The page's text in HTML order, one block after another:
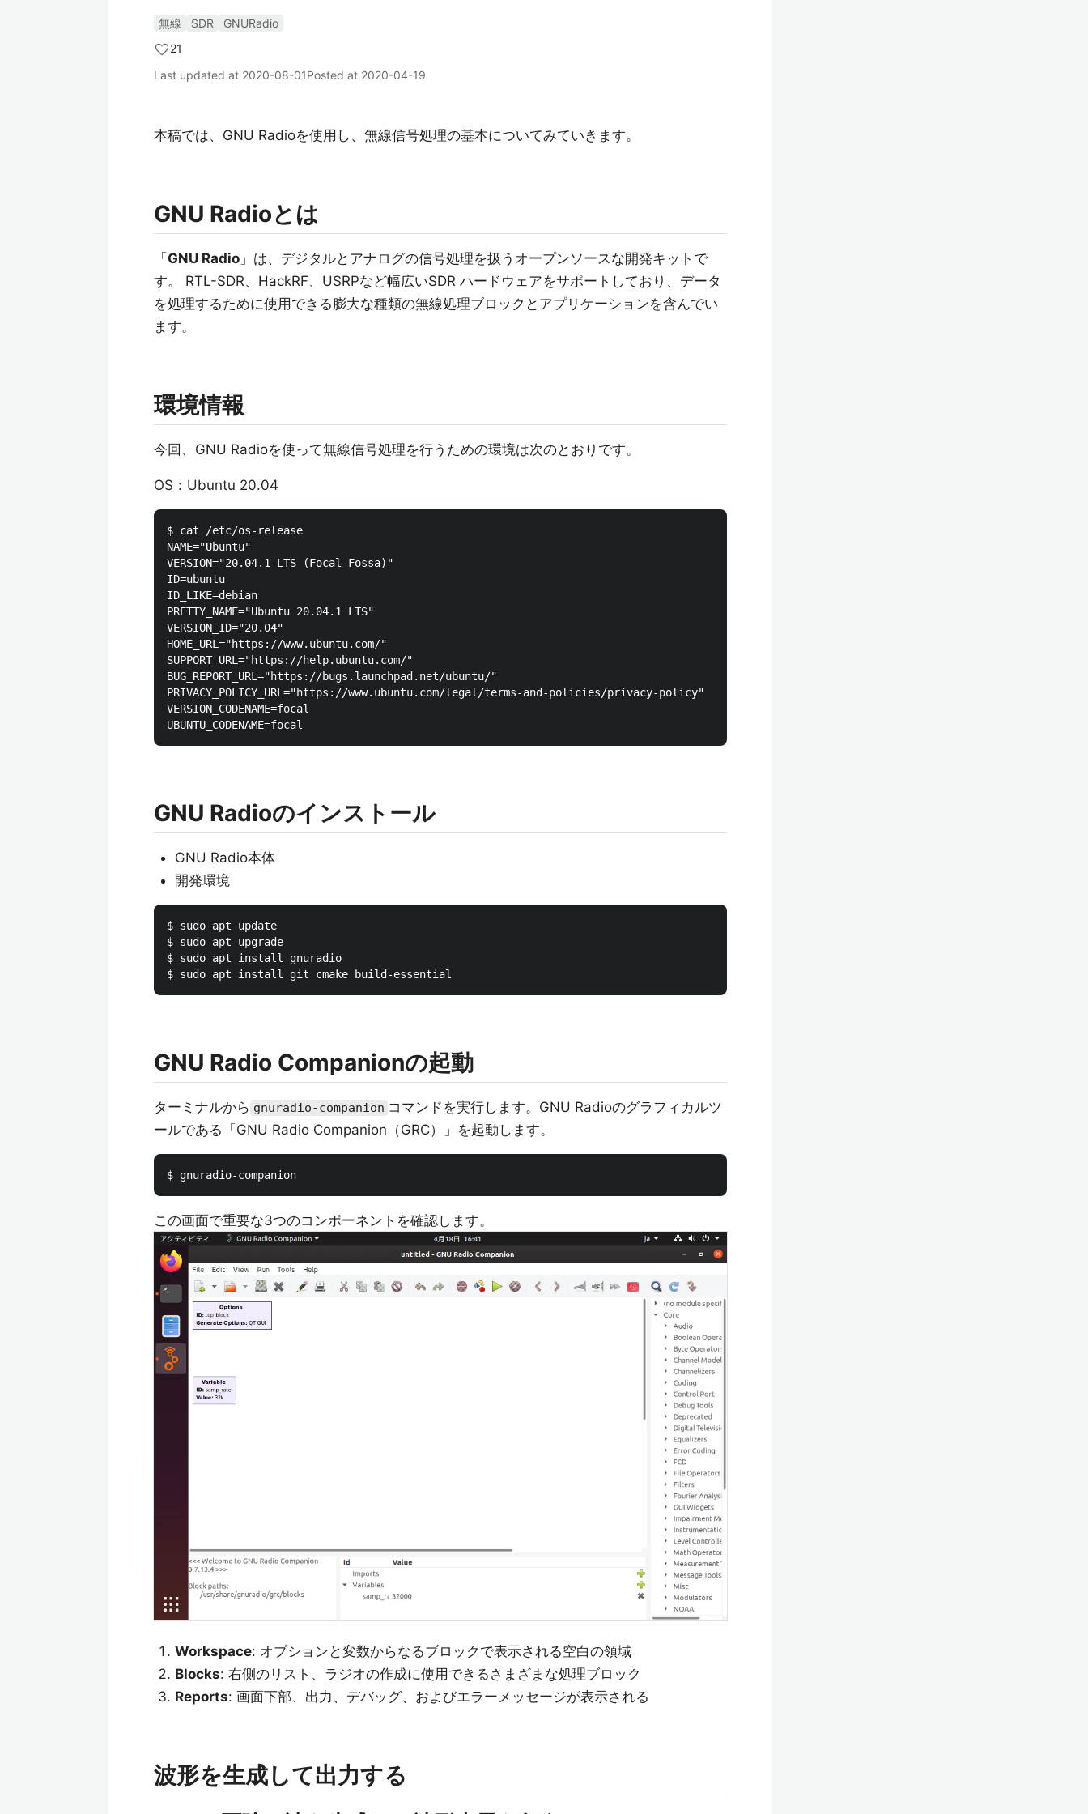
無線 SDR
GNURadio
21
Last updated at 2020-08-01Posted at 2020-04-19
本稿では、GNU Radioを使用し、無線信号処理の基本についてみていきます。
GNU Radioとは
「 GNU Radio 」は、デジタルとアナログの信号処理を扱うオープンソースな開発キットで
す。 RTL-SDR、HackRF、USRPなど幅広いSDR ハードウェアをサポートしており、データ
を処理するために使用できる膨大な種類の無線処理ブロックとアプリケーションを含んでい
ます。
環境情報
今回、GNU Radioを使って無線信号処理を行うための環境は次のとおりです。
OS：Ubuntu 20.04
$ cat /etc/os-release
NAME="Ubuntu"
VERSION="20.04.1 LTS (Focal Fossa)"
ID=ubuntu
ID_LIKE=debian
PRETTY_NAME="Ubuntu 20.04.1 LTS"
VERSION_ID="20.04"
HOME_URL="https://www.ubuntu.com/"
SUPPORT_URL="https://help.ubuntu.com/"
BUG_REPORT_URL="https://bugs.launchpad.net/ubuntu/"
PRIVACY_POLICY_URL="https://www.ubuntu.com/legal/terms-and-policies/privacy-policy"
VERSION_CODENAME=focal
GNU Radioのインストール
GNU Radio本体
開発環境
$ sudo apt update
$ sudo apt upgrade
$ sudo apt install gnuradio
GNU Radio Companionの起動
ターミナルから gnuradio-companion コマンドを実行します。GNU Radioのグ​​ラフィカルツ
ールである「GNU Radio Companion（GRC）」を起動します。
この画面で重要な3つのコンポーネントを確認します。
Workspace: オプションと変数からなるブロックで表示される空白の領域
Blocks: 右側のリスト、ラジオの作成に使用できるさまざまな処理ブロック
Reports: 画面下部、出力、デバッグ、およびエラーメッセージが表示される
波形を生成して出力する